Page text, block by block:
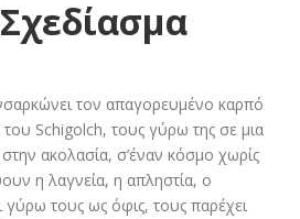
τον απαγορευμένο καρπό
του Schigolch, τους γύρω της σε μια
ακολασία, σ’έναν κόσμο χωρίς
η λαγνεία, η απληστία, ο
γύρω τους ως όφις, τους παρέχει